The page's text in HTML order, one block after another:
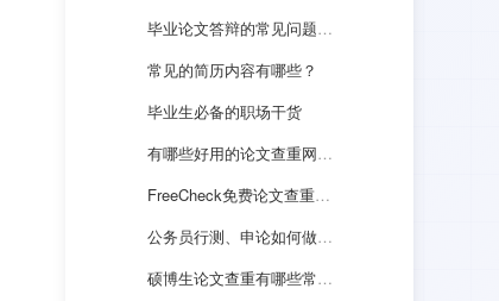
毕业论文答辩的常见问题，如何高分回答？
常见的简历内容有哪些？
毕业生必备的职场干货
有哪些好用的论文查重网站值得推荐？
FreeCheck免费论文查重来支招：毕业生租房注意事项！
公务员行测、申论如何做到有效备考？
硕博生论文查重有哪些常见问题？